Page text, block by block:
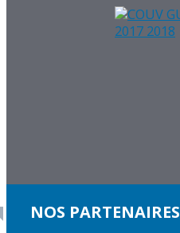
NOS PARTENAIRES